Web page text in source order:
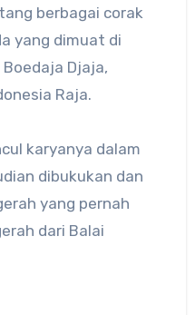
berbagai corak
yang dimuat di
Djaja,
Raja.
karyanya dalam
dibukukan dan
yang pernah
dari Balai